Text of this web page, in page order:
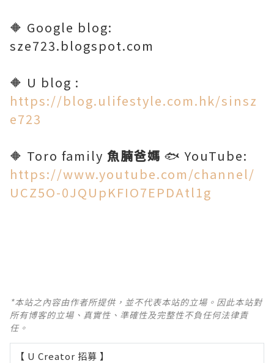
🔶 Google blog:
sze723.blogspot.com
🔶 U blog :
https://blog.ulifestyle.com.hk/sinsz
e723
🔶 Toro family 魚腩爸媽 🐟 YouTube:
https://www.youtube.com/channel/
UCZ5O-0JQUpKFIO7EPDAtl1g
*本站之內容由作者所提供，並不代表本站的立場。因此本站對
所有博客的立場、真實性、準確性及完整性不負任何法律責
任。
【 U Creator 招募 】